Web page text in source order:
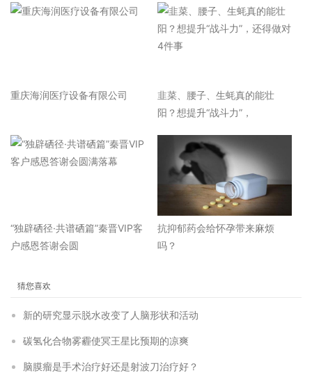
重庆海润医疗设备有限公司
韭菜、腰子、生蚝真的能壮
阳？想提升“战斗力”，
“独辟硒径·共谱硒篇”秦晋VIP客
户感恩答谢会圆
抗抑郁药会给怀孕带来麻烦
吗？
猜您喜欢
新的研究显示脱水改变了人脑形状和活动
碳氢化合物雾霾使冥王星比预期的凉爽
脑膜瘤是手术治疗好还是射波刀治疗好？